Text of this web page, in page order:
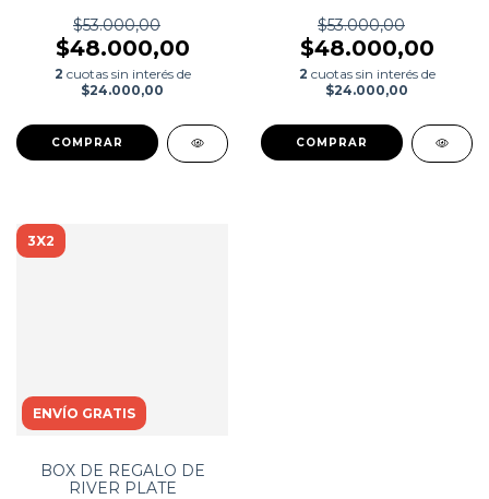
$53.000,00
$48.000,00
2 cuotas sin interés de
$24.000,00
COMPRAR
$53.000,00
$48.000,00
2 cuotas sin interés de
$24.000,00
3X2
ENVÍO GRATIS
BOX DE REGALO DE
RIVER PLATE